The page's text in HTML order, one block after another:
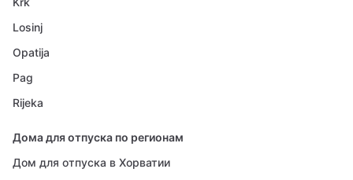
Losinj
Opatija
Pag
Rijeka
Дома для отпуска по регионам
Дом для отпуска в Хорватии